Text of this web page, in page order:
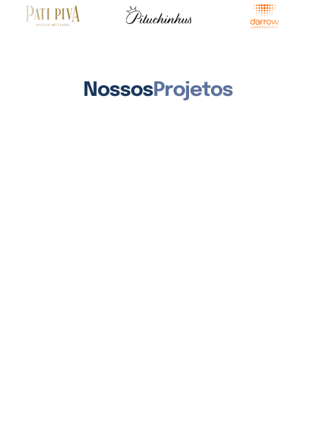
NossosProjetos